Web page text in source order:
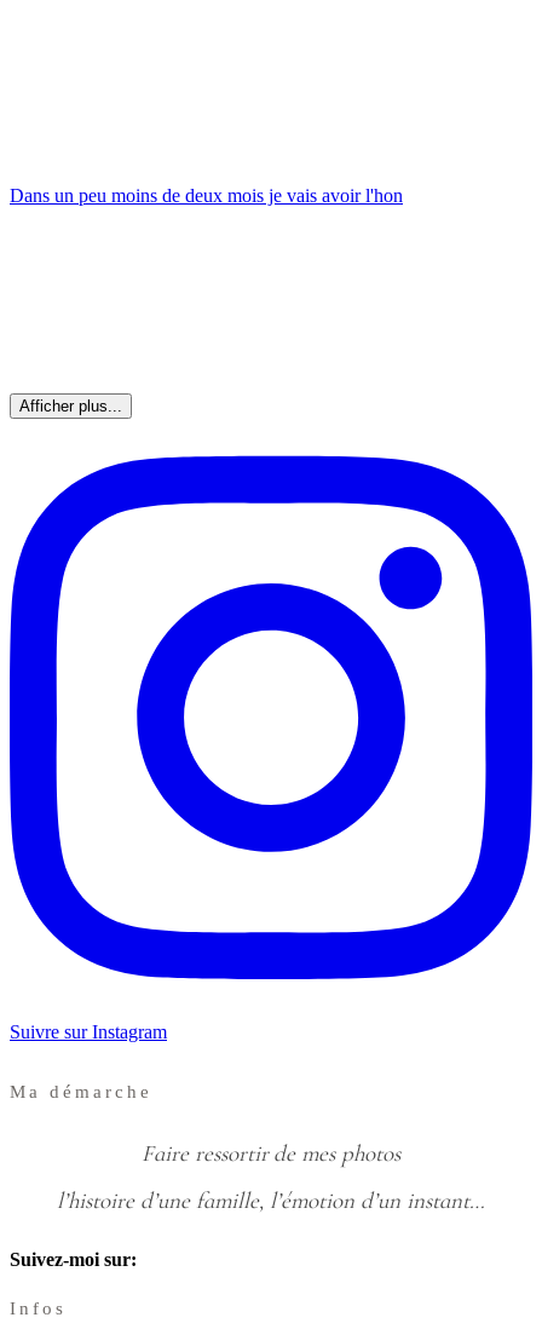
Dans un peu moins de deux mois je vais avoir l'hon
Afficher plus...
Suivre sur Instagram
Ma démarche
Faire ressortir de mes photos
l’histoire d’une famille, l’émotion d’un instant…
Suivez-moi sur:
Infos